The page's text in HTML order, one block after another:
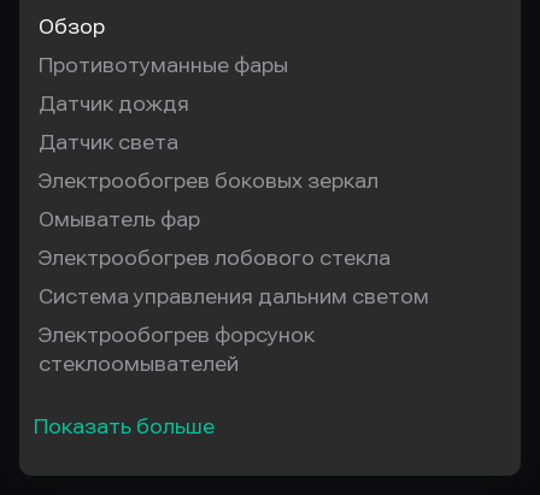
Обзор
Противотуманные фары
Датчик дождя
Датчик света
Электрообогрев боковых зеркал
Омыватель фар
Электрообогрев лобового стекла
Система управления дальним светом
Электрообогрев форсунок
стеклоомывателей
Показать больше